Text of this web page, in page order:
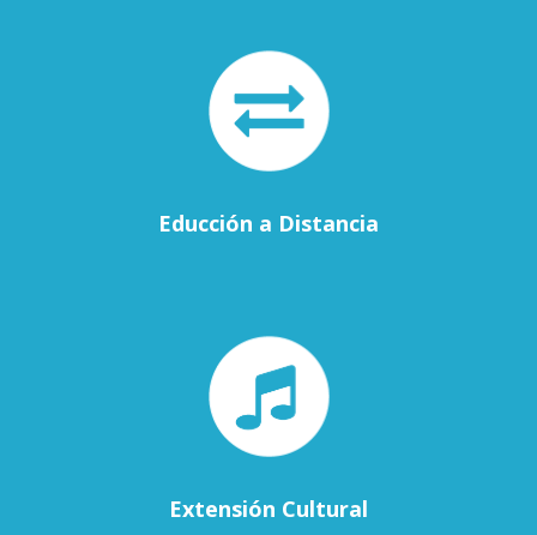
Educción a Distancia
Extensión Cultural